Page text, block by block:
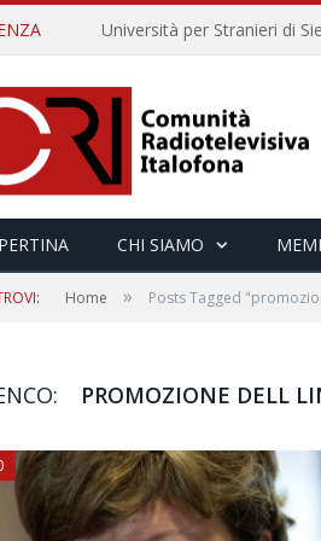
CHI SIAMO
Home » Posts Tagged
PROMOZIONE DELL